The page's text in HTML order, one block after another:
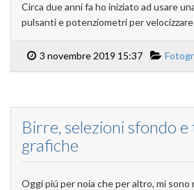
Circa due anni fa ho iniziato ad usare
pulsanti e potenziometri per velocizzare
3 novembre 2019 15:37
Birre, selezioni sfondo
grafiche
Oggi piú per noia che per altro, mi